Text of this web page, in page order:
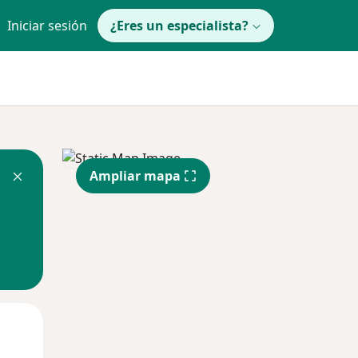
Iniciar sesión ¿Eres un especialista?
Ampliar mapa